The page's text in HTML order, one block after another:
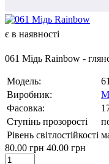
є в наявності
061 Мідь Rainbow -
Модель:
Виробник:
Фасовка:
Ступінь прозорості
Рівень світлостійкості
80.00 грн 40.00 грн